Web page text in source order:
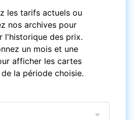
les tarifs actuels ou
nos archives pour
l'historique des prix.
un mois et une
afficher les cartes
la période choisie.